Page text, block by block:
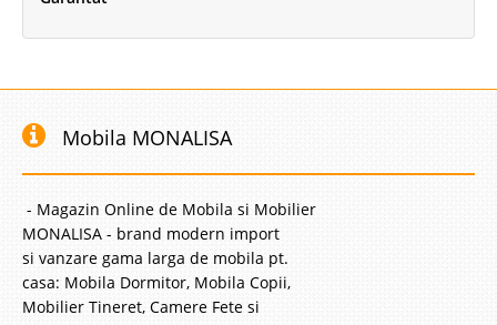
Mobila MONALISA
- Magazin Online de Mobila si Mobilier
MONALISA - brand modern import
si vanzare gama larga de mobila pt.
casa: Mobila Dormitor, Mobila Copii,
Mobilier Tineret, Camere Fete si